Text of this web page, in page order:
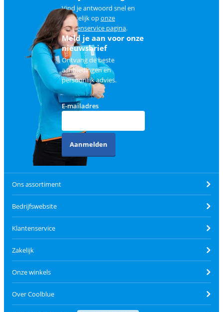
Vind je antwoord snel en
makkelijk oponze
klantenservice pagina.
Meld je aan voor onze
nieuwsbrief
Ontvang de beste
aanbiedingen en
persoonlijk advies.
E-mailadres
Aanmelden
Ons assortiment
Bedrijfswebsite
Klantenservice
Zakelijk
Onze winkels
Over Coolblue